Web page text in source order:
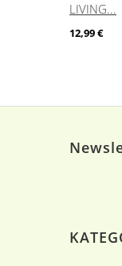
LIVING...
12,99 €